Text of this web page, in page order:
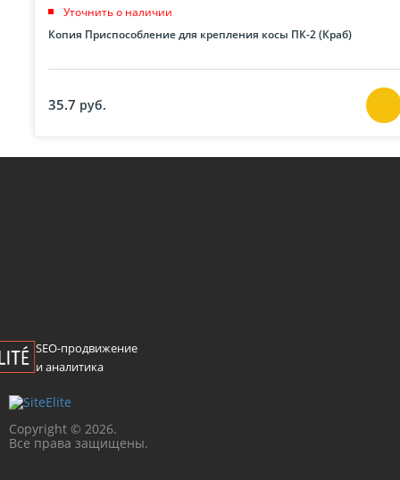
Уточнить о наличии
Копия Приспособление для крепления косы ПК-2 (Краб)
35.7 руб.
SEO-продвижение
и аналитика
Сopyright © 2026.
Все права защищены.